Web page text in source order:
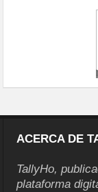
ACERCA DE
TallyHo,
plataforma